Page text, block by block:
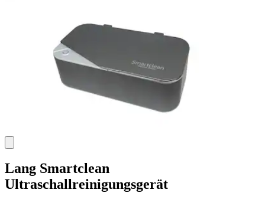
Lang Smartclean
Ultraschallreinigungsgerät